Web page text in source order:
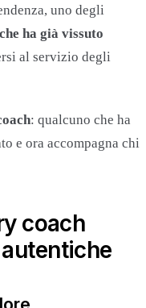
uno degli
ha già vissuto
al servizio degli
: qualcuno che ha
e ora accompagna chi
coach